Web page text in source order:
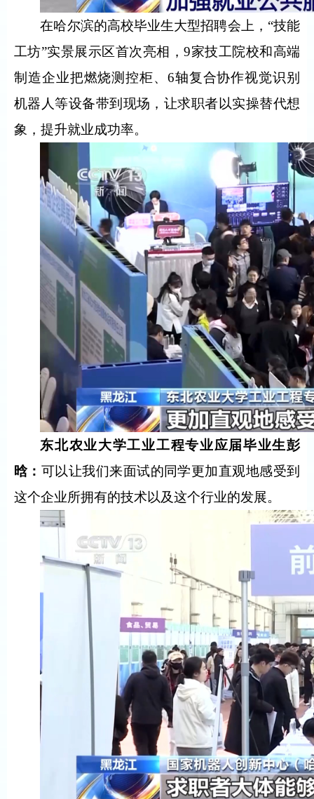
在哈尔滨的高校毕业生大型招聘会上，“技能
工坊”实景展示区首次亮相，9家技工院校和高端
制造企业把燃烧测控柜、6轴复合协作视觉识别
机器人等设备带到现场，让求职者以实操替代想
象，提升就业成功率。
东北农业大学工业工程专业应届毕业生彭
晗： 可以让我们来面试的同学更加直观地感受到
这个企业所拥有的技术以及这个行业的发展。